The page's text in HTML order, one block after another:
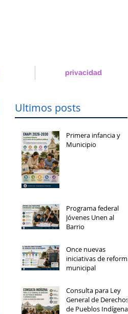
privacidad
Ultimos posts
Primera infancia y
Municipio
Programa federal
Jóvenes Unen al
Barrio
Once nuevas
iniciativas de reforma
municipal
Consulta para Ley
General de Derechos
de Pueblos Indígenas